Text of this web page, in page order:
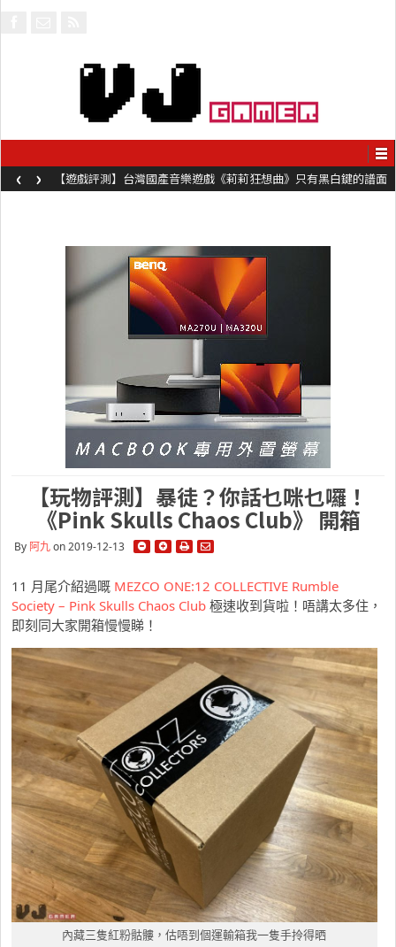
【遊戲介紹】《Pyramidion》硬核雙人合作物理遊戲 扮演監工或苦
工奮力鞭打對方前進
‹ ›
【玩物評測】暴徒？你話乜咪乜囉！
《Pink Skulls Chaos Club》 開箱
By 阿九on 2019-12-13
11 月尾介紹過嘅 MEZCO ONE:12 COLLECTIVE Rumble
Society – Pink Skulls Chaos Club 極速收到貨啦！唔講太多住，
即刻同大家開箱慢慢睇！
內藏三隻紅粉骷髏，估唔到個運輸箱我一隻手拎得晒